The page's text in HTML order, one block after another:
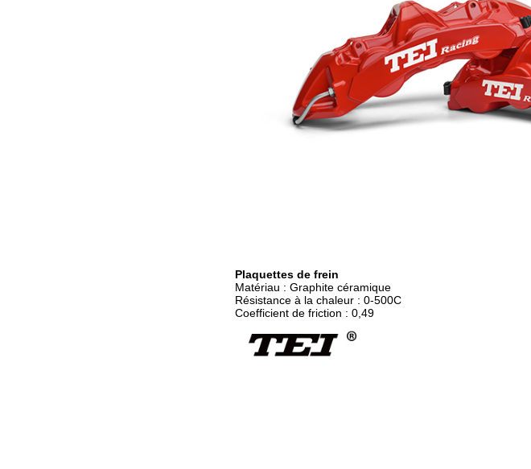
Plaquettes de frein
Matériau : Graphite céramique
Résistance à la chaleur : 0-500C
Coefficient de friction : 0,49